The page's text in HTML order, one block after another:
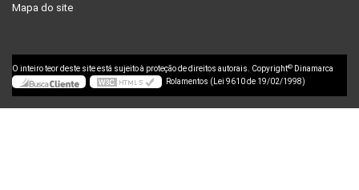
Mapa do site
O inteiro teor deste site está sujeito à proteção de direitos autorais. Copyright© Dinamarca
Rolamentos (Lei 9610 de 19/02/1998)